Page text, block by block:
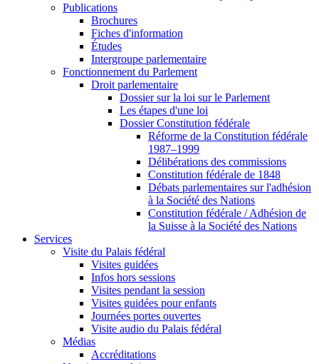
Publications
Brochures
Fiches d'information
Études
Intergroupe parlementaire
Fonctionnement du Parlement
Droit parlementaire
Dossier sur la loi sur le Parlement
Les étapes d'une loi
Dossier Constitution fédérale
Réforme de la Constitution fédérale
1987–1999
Délibérations des commissions
Constitution fédérale de 1848
Débats parlementaires sur l'adhésion
à la Société des Nations
Constitution fédérale / Adhésion de
la Suisse à la Société des Nations
Services
Visite du Palais fédéral
Visites guidées
Infos hors sessions
Visites pendant la session
Visites guidées pour enfants
Journées portes ouvertes
Visite audio du Palais fédéral
Médias
Accréditations